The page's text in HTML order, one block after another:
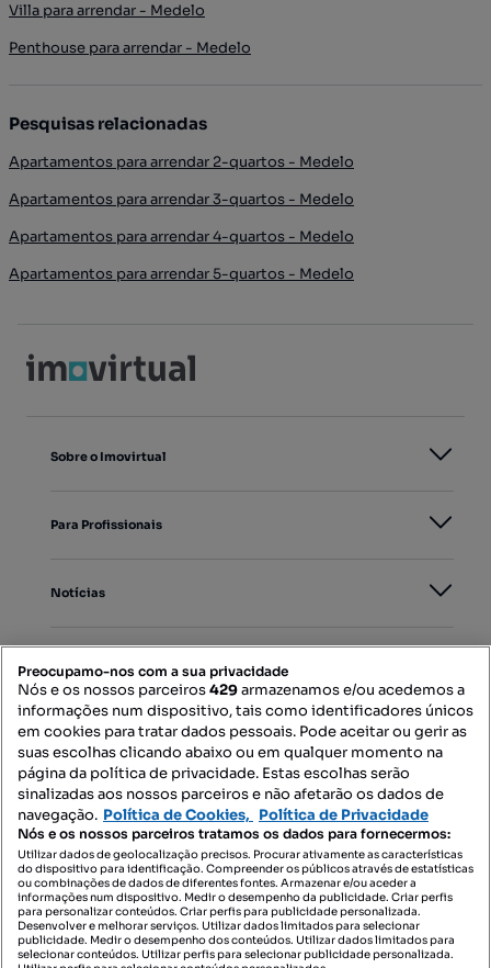
Villa para arrendar - Medelo
Penthouse para arrendar - Medelo
Pesquisas relacionadas
Apartamentos para arrendar 2-quartos - Medelo
Apartamentos para arrendar 3-quartos - Medelo
Apartamentos para arrendar 4-quartos - Medelo
Apartamentos para arrendar 5-quartos - Medelo
Sobre o Imovirtual
Para Profissionais
Notícias
Mapa do Site
Contacte-nos
SIGA-NOS:
DESCARREGAR NA:
Preocupamo-nos com a sua privacidade
Nós e os nossos parceiros429armazenamos e/ou acedemos a
informações num dispositivo, tais como identificadores únicos
em cookies para tratar dados pessoais. Pode aceitar ou gerir as
suas escolhas clicando abaixo ou em qualquer momento na
página da política de privacidade. Estas escolhas serão
sinalizadas aos nossos parceiros e não afetarão os dados de
navegação. Política de Cookies, Política de Privacidade
Nós e os nossos parceiros tratamos os dados para fornecermos:
Utilizar dados de geolocalização precisos. Procurar ativamente as características
do dispositivo para identificação. Compreender os públicos através de estatísticas
ou combinações de dados de diferentes fontes. Armazenar e/ou aceder a
informações num dispositivo. Medir o desempenho da publicidade. Criar perfis
para personalizar conteúdos. Criar perfis para publicidade personalizada.
Desenvolver e melhorar serviços. Utilizar dados limitados para selecionar
publicidade. Medir o desempenho dos conteúdos. Utilizar dados limitados para
selecionar conteúdos. Utilizar perfis para selecionar publicidade personalizada.